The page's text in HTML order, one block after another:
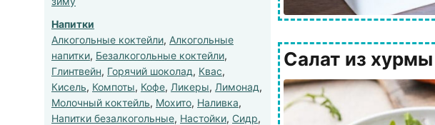
Напитки
Алкогольные коктейли, Алкогольные
напитки, Безалкогольные коктейли,
Глинтвейн, Горячий шоколад, Квас,
Кисель, Компоты, Кофе, Ликеры, Лимонад,
Молочный коктейль, Мохито, Наливка,
Напитки безалкогольные, Настойки, Сидр,
Салат из